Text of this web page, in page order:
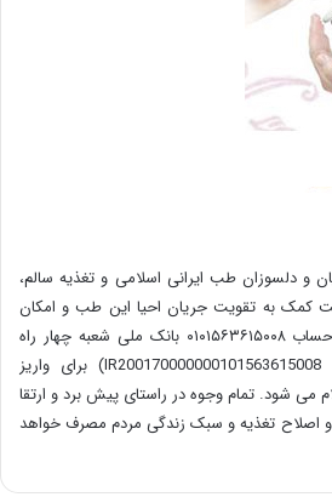
و دلسوزان طب ایرانی اسلامی و تغذیه سالم،
کمک به تقویت جریان احیا این طب و امکان
همیاری در این زمینه شماره حساب ۰۱۰۱۵۶۳۶۱۵۰۰۸ بانک ملی شعبه چهار راه
ساسان تهران ( شماره شبا: IR200170000000101563615008) برای واریز
می شود. تمام وجوه در راستای پیش برد و ارتقا
اصلاح تغذیه و سبک زندگی مردم مصرف خواهد